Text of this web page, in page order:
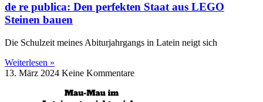
de re publica: Den perfekten Staat aus LEGO
Steinen bauen
Die Schulzeit meines Abiturjahrgangs in Latein neigt sich
Weiterlesen »
13. März 2024 Keine Kommentare